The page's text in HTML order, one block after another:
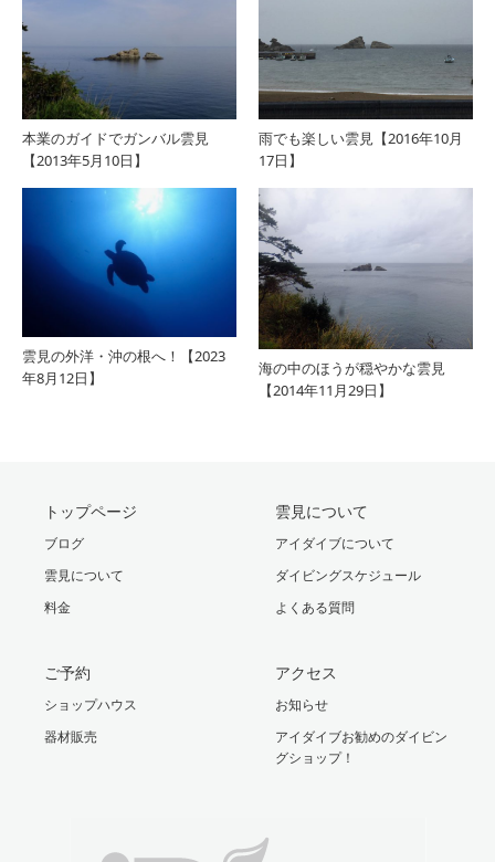
本業のガイドでガンバル雲見
【2013年5月10日】
雨でも楽しい雲見【2016年10月
17日】
雲見の外洋・沖の根へ！【2023
年8月12日】
海の中のほうが穏やかな雲見
【2014年11月29日】
トップページ
ブログ
雲見について
料金
雲見について
アイダイブについて
ダイビングスケジュール
よくある質問
ご予約
ショップハウス
器材販売
アクセス
お知らせ
アイダイブお勧めのダイビン
グショップ！